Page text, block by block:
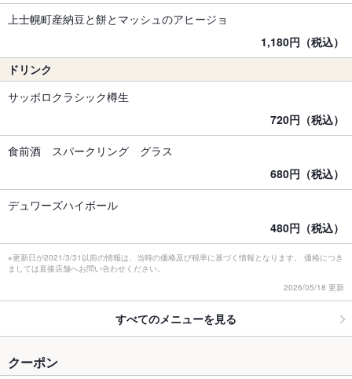
上士幌町産納豆と餅とマッシュのアヒージョ
1,180円（税込）
ドリンク
サッポロクラシック樽生
720円（税込）
食前酒 スパークリング グラス
680円（税込）
デュワーズハイボール
480円（税込）
※更新日が2021/3/31以前の情報は、当時の価格及び税率に基づく情報となります。 価格につき
ましては直接店舗へお問い合わせください。
2026/05/18 更新
すべてのメニューを見る
クーポン